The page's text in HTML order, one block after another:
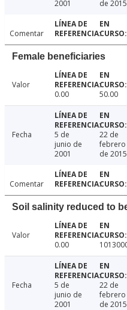
2001 de 2015
Comentar
Female beneficiaries
Valor
0.00
50.00
Fecha
5 de
junio de
2001
22 de
febrero
de 2015
Comentar
Soil salinity reduced to
Valor
0.00
Fecha
5 de
junio de
2001
22 de
febrero
de 2015